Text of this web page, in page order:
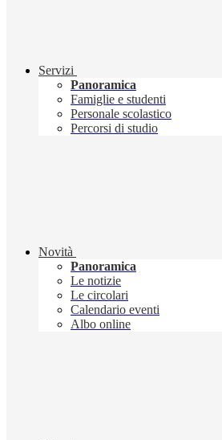
Servizi
Panoramica
Famiglie e studenti
Personale scolastico
Percorsi di studio
Novità
Panoramica
Le notizie
Le circolari
Calendario eventi
Albo online